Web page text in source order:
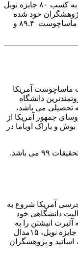
موسسه فناوری ماساچوست تا کنون موفق به کسب ۸۰ جایزه نوبل
پژوهشگران خود شده
است. امتیاز کیفیت تدریس موسسه فناوری ماساچوست ۸۹.۴ و
ایالت ماساچوست آمریکا
دانشگاه
دارای ۹ دانشکده و ۱۶۰رشته تحصیلی می باشد،
فیسبوک و ۹ تن از روسای جمهور آمریکا از
و باراک اوباما در
ایالت نیوجرسی آمریکا شروع به
دانشگاهی خود
انیشتن را به
دنیا معرفی کرده است و موفق به کسب ۶۵ جایزه نوبل، ۱۵مدال
، اساتید و پژوهشگران